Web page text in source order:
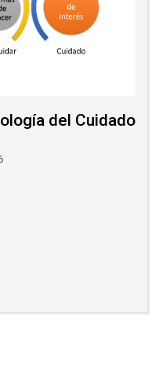
del Cuidado